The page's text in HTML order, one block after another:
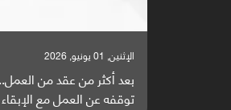
الإثنين, 25 مايو, 2026
باحثون من اليمن يدخلون
واعدة منشورة عالميا